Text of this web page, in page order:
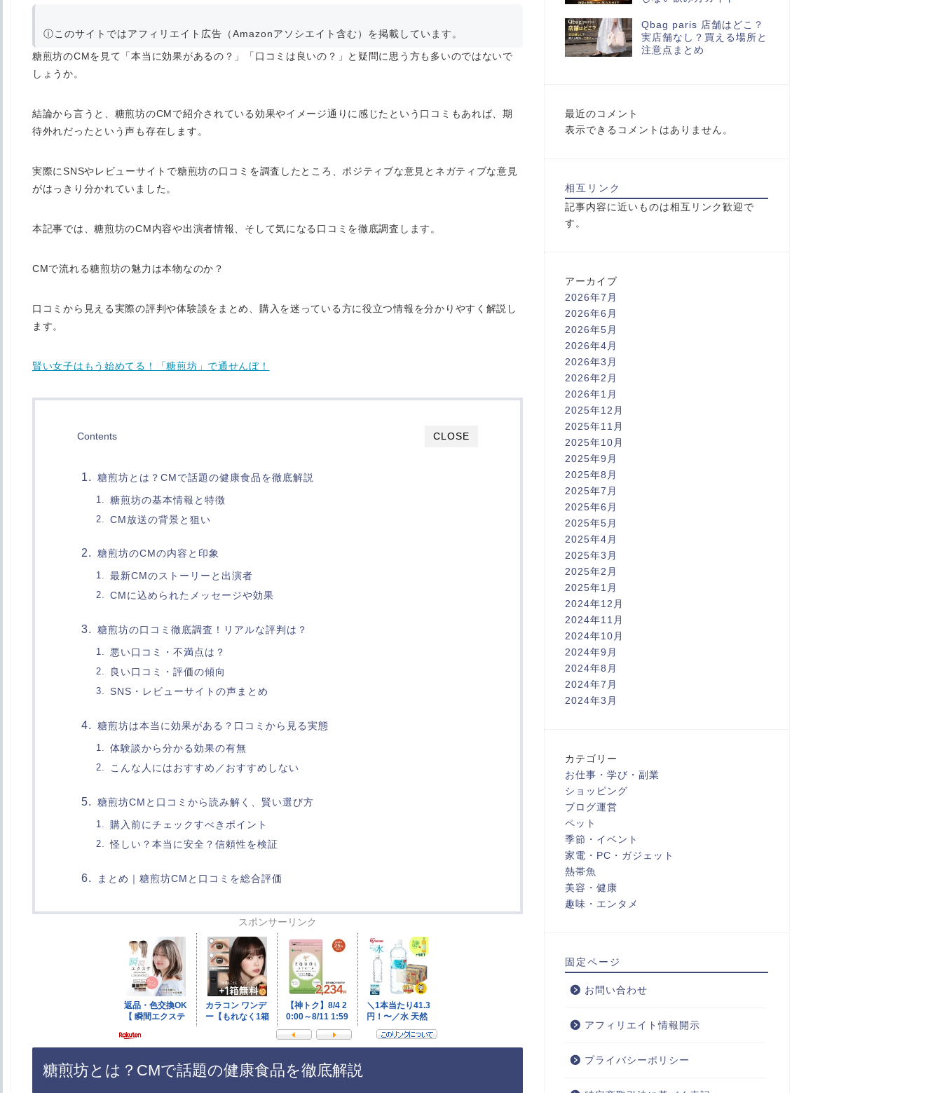
ⓘこのサイトではアフィリエイト広告（Amazonアソシエイト含む）を掲載しています。
糖煎坊のCMを見て「本当に効果があるの？」「口コミは良いの？」と疑問に思う方も多いのではないで
しょうか。
結論から言うと、 糖煎坊のCMで紹介されている効果やイメージ通りに感じたという口コミもあれば、期
待外れだったという声も存在します 。
実際にSNSやレビューサイトで糖煎坊の口コミを調査したところ、ポジティブな意見とネガティブな意見
がはっきり分かれていました。
本記事では、糖煎坊のCM内容や出演者情報、そして気になる口コミを徹底調査します。
CMで流れる糖煎坊の魅力は本物なのか？
口コミから見える実際の評判や体験談をまとめ、購入を迷っている方に役立つ情報を分かりやすく解説し
ます。
賢い女子はもう始めてる！「糖煎坊」で通せんぼ！
CLOSE
Contents
糖煎坊とは？CMで話題の健康食品を徹底解説
糖煎坊の基本情報と特徴
CM放送の背景と狙い
糖煎坊のCMの内容と印象
最新CMのストーリーと出演者
CMに込められたメッセージや効果
糖煎坊の口コミ徹底調査！リアルな評判は？
悪い口コミ・不満点は？
良い口コミ・評価の傾向
SNS・レビューサイトの声まとめ
糖煎坊は本当に効果がある？口コミから見る実態
体験談から分かる効果の有無
こんな人にはおすすめ／おすすめしない
糖煎坊CMと口コミから読み解く、賢い選び方
購入前にチェックすべきポイント
怪しい？本当に安全？信頼性を検証
まとめ｜糖煎坊CMと口コミを総合評価
スポンサーリンク
糖煎坊とは？CMで話題の健康食品を徹底解説
Qbag paris 店舗はどこ？
実店舗なし？買える場所と
注意点まとめ
最近のコメント
表示できるコメントはありません。
相互リンク
記事内容に近いものは相互リンク歓迎で
す。
アーカイブ
2026年7月
2026年6月
2026年5月
2026年4月
2026年3月
2026年2月
2026年1月
2025年12月
2025年11月
2025年10月
2025年9月
2025年8月
2025年7月
2025年6月
2025年5月
2025年4月
2025年3月
2025年2月
2025年1月
2024年12月
2024年11月
2024年10月
2024年9月
2024年8月
2024年7月
2024年3月
カテゴリー
お仕事・学び・副業
ショッピング
ブログ運営
ペット
季節・イベント
家電・PC・ガジェット
熱帯魚
美容・健康
趣味・エンタメ
固定ページ
お問い合わせ
アフィリエイト情報開示
プライバシーポリシー